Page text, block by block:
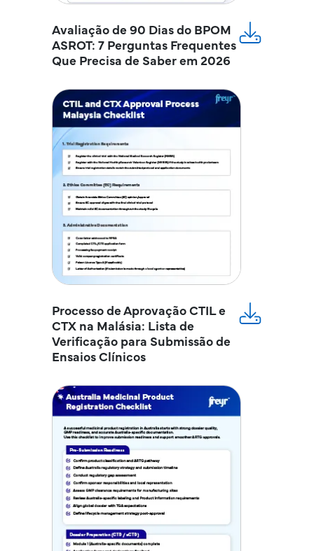
Avaliação de 90 Dias do BPOM
ASROT: 7 Perguntas Frequentes
Que Precisa de Saber em 2026
Processo de Aprovação CTIL e
CTX na Malásia: Lista de
Verificação para Submissão de
Ensaios Clínicos